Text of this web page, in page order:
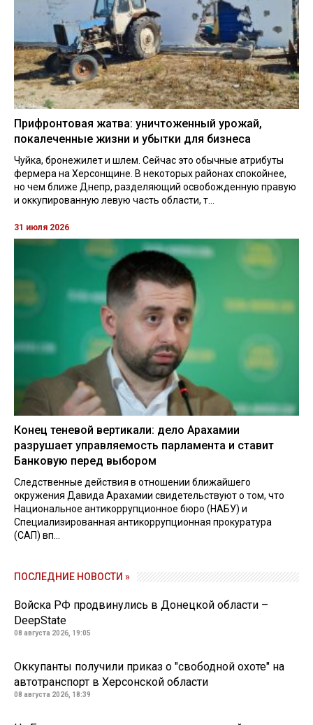
Прифронтовая жатва: уничтоженный урожай,
покалеченные жизни и убытки для бизнеса
Чуйка, бронежилет и шлем. Сейчас это обычные атрибуты
фермера на Херсонщине. В некоторых районах спокойнее,
но чем ближе Днепр, разделяющий освобожденную правую
и оккупированную левую часть области, т...
31 июля 2026
Конец теневой вертикали: дело Арахамии
разрушает управляемость парламента и ставит
Банковую перед выбором
Следственные действия в отношении ближайшего
окружения Давида Арахамии свидетельствуют о том, что
Национальное антикоррупционное бюро (НАБУ) и
Специализированная антикоррупционная прокуратура
(САП) вп...
ПОСЛЕДНИЕ НОВОСТИ »
Войска РФ продвинулись в Донецкой области –
DeepState
08 августа 2026, 19:05
Оккупанты получили приказ о "свободной охоте" на
автотранспорт в Херсонской области
08 августа 2026, 18:39